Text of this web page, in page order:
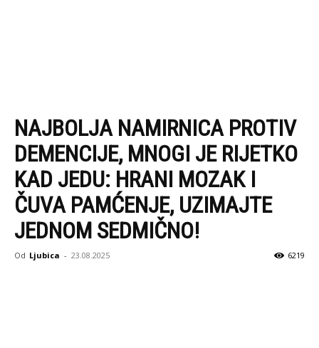
NAJBOLJA NAMIRNICA PROTIV
DEMENCIJE, MNOGI JE RIJETKO
KAD JEDU: HRANI MOZAK I
ČUVA PAMĆENJE, UZIMAJTE
JEDNOM SEDMIČNO!
Od Ljubica - 23.08.2025 6219